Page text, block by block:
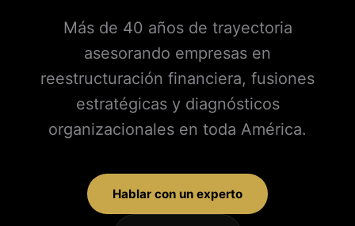
Más de 40 años de trayectoria
asesorando empresas en
reestructuración financiera, fusiones
estratégicas y diagnósticos
organizacionales en toda América.
Hablar con un experto